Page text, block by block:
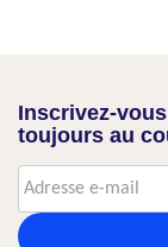
Inscrivez-
toujours au